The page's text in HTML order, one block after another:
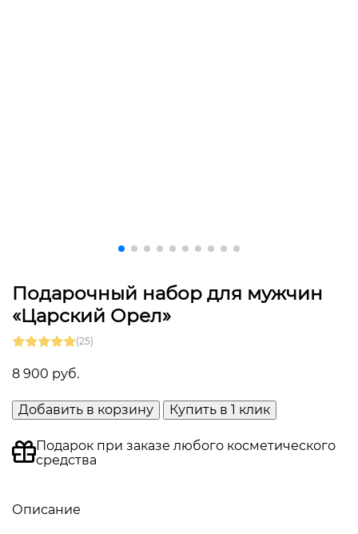
Подарочный набор для мужчин
«Царский Орел»
(25)
8 900 руб.
Добавить в корзину Купить в 1 клик
Подарок при заказе любого косметического
средства
Описание